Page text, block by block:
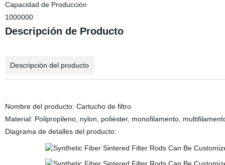
Capacidad de Producción
1000000
Descripción de Producto
Descripción del producto
Nombre del producto: Cartucho de filtro
Material: Polipropileno, nylon, poliéster, monofilamento,
Diagrama de detalles del producto: